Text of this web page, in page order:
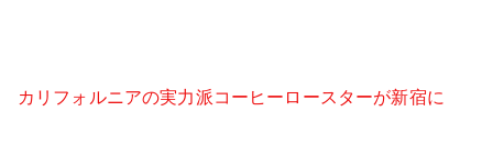
カリフォルニアの実力派コーヒーロースターが新宿に